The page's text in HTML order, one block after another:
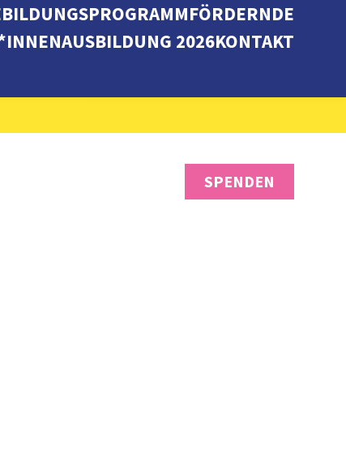
BILDUNGSPROGRAMMFÖRDERNDE
2026KONTAKT
SPENDEN